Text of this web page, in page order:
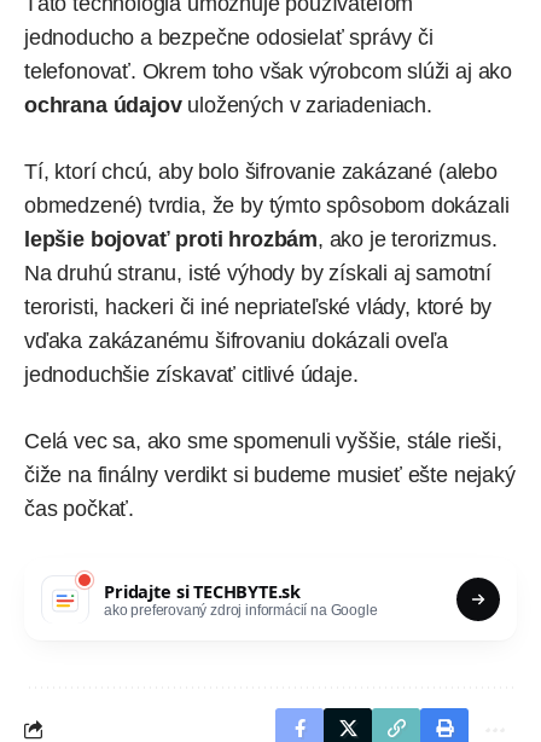
jednoducho a bezpečne odosielať správy či
telefonovať. Okrem toho však výrobcom slúži aj ako
ochrana údajovuložených v zariadeniach.
Tí, ktorí chcú, aby bolo šifrovanie zakázané (alebo
obmedzené) tvrdia, že by týmto spôsobom dokázali
lepšie bojovať proti hrozbám, ako je terorizmus.
Na druhú stranu, isté výhody by získali aj samotní
teroristi, hackeri či iné nepriateľské vlády, ktoré by
vďaka zakázanému šifrovaniu dokázali oveľa
jednoduchšie získavať citlivé údaje.
Celá vec sa, ako sme spomenuli vyššie, stále rieši,
čiže na finálny verdikt si budeme musieť ešte nejaký
čas počkať.
Pridajte siTECHBYTE.sk
ako preferovaný zdroj informácií na Google